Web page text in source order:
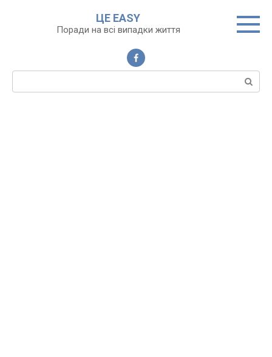
ЦЕ EASY
Поради на всі випадки життя
Пошук: